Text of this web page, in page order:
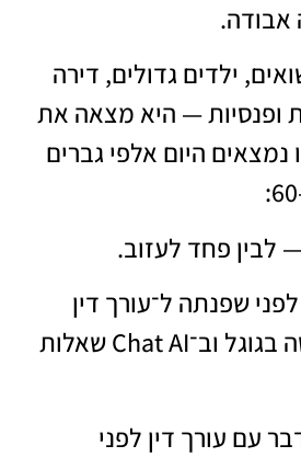
אבודה.
נישואים, ילדים גדולים, דירה
ופנסיות — היא מצאה את
היום אלפי גברים
לבין פחד לעזוב.
שפנתה ל־עורך דין
גירושין, היא חיפשה בגוגל וב־Chat AI שאלות
עם עורך דין לפני